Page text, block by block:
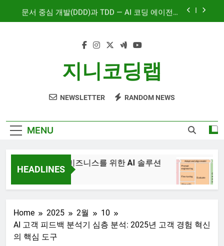
문서 중심 개발(DDD)과 TDD — AI 코딩 에이전트
보여주는 시대
혼자서도 10명 팀처럼 개발하기: Claude Code 서
문서 중심 개발(DDD)과 TDD — AI 코딩 에이전트
AI와 함께하는 CMS 이야기
지니코딩랩
NEWSLETTER RANDOM NEWS
MENU
HEADLINES
JiniAI – 비즈니스를 위한 AI 솔루션
3년
Home 2025 2월
10
AI 고객 피드백 분석기 심층 분석: 2025년 고객 경험 혁신
의 핵심 도구